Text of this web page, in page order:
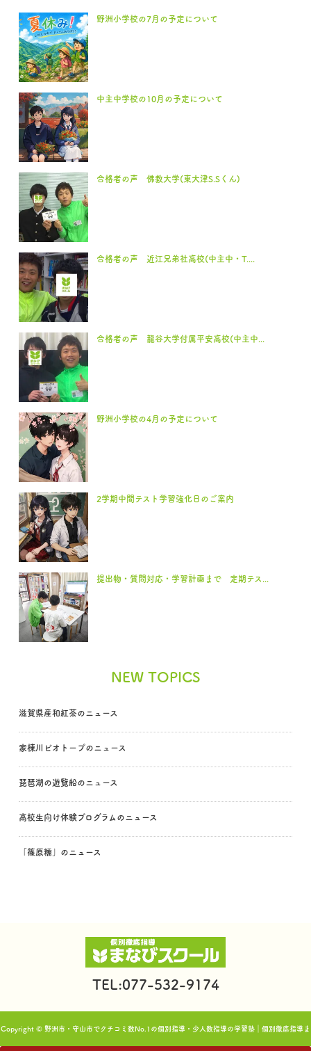
野洲小学校の7月の予定について
中主中学校の10月の予定について
合格者の声 佛教大学(東大津S.Sくん)
合格者の声 近江兄弟社高校(中主中・T....
合格者の声 龍谷大学付属平安高校(中主中...
野洲小学校の4月の予定について
2学期中間テスト学習強化日のご案内
提出物・質問対応・学習計画まで 定期テス...
NEW TOPICS
滋賀県産和紅茶のニュース
家棟川ビオトープのニュース
琵琶湖の遊覧船のニュース
高校生向け体験プログラムのニュース
「篠原糯」のニュース
TEL:077-532-9174
Copyright © 野洲市・守山市でクチコミ数No.1の個別指導・少人数指導の学習塾｜個別徹底指導ま